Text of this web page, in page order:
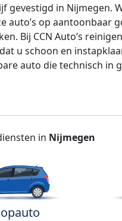
gevestigd in Nijmegen.
auto’s op aantoonbaar
Bij CCN Auto’s
u schoon en
auto die technisch in
in Nijmegen